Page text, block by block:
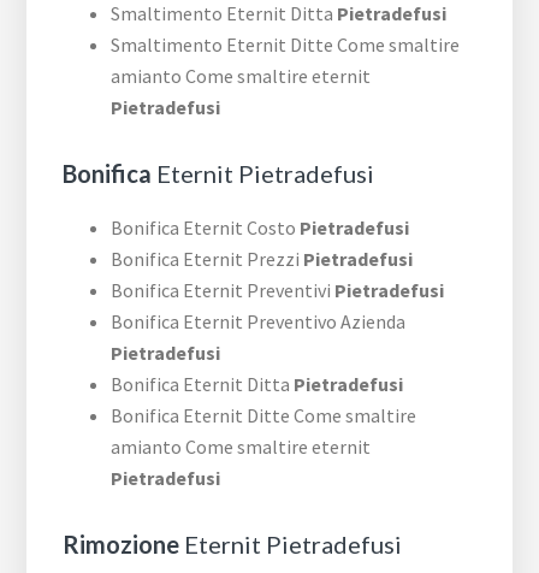
Smaltimento Eternit Ditta Pietradefusi
Smaltimento Eternit Ditte Come smaltire
amianto Come smaltire eternit
Pietradefusi
Bonifica Eternit Pietradefusi
Bonifica Eternit Costo Pietradefusi
Bonifica Eternit Prezzi Pietradefusi
Bonifica Eternit Preventivi Pietradefusi
Bonifica Eternit Preventivo Azienda
Pietradefusi
Bonifica Eternit Ditta Pietradefusi
Bonifica Eternit Ditte Come smaltire
amianto Come smaltire eternit
Pietradefusi
Rimozione Eternit Pietradefusi